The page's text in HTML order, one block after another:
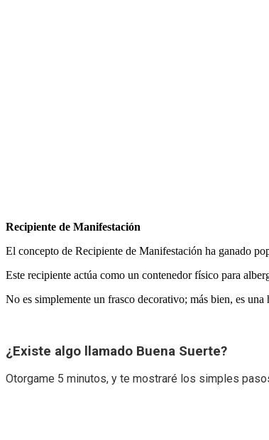
Recipiente de Manifestación
El concepto de Recipiente de Manifestación ha ganado
Este recipiente actúa como un contenedor físico para
No es simplemente un frasco decorativo; más bien, es
¿Existe algo llamado Buena Suerte?
Otorgame 5 minutos, y te mostraré los simples